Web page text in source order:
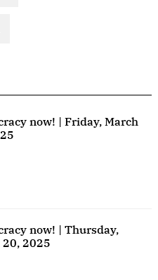
now! | Friday, March
now! | Thursday,
20, 2025